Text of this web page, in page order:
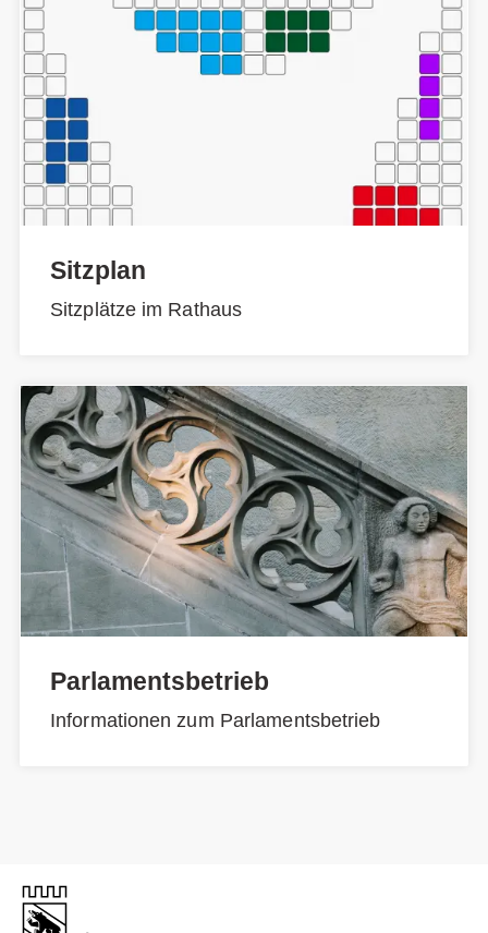
Sitzplan
Sitzplätze im Rathaus
Parlamentsbetrieb
Informationen zum Parlamentsbetrieb